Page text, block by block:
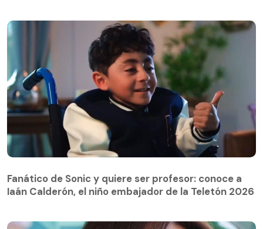
Iaán Calderón, el niño embajador de la Teletón 2026
Fanático de Sonic y quiere ser profesor: conoce a
Iaán Calderón, el niño embajador de la Teletón 2026